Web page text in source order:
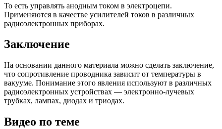
То есть управлять анодным током в электроцепи.
Применяются в качестве усилителей токов в различных
радиоэлектронных приборах.
Заключение
На основании данного материала можно сделать заключение,
что сопротивление проводника зависит от температуры в
вакууме. Понимание этого явления используют в различных
радиоэлектронных устройствах — электронно-лучевых
трубках, лампах, диодах и триодах.
Видео по теме